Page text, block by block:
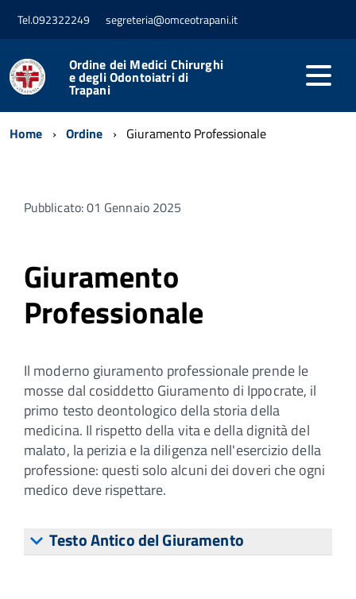
Tel.092322249 segreteria@omceotrapani.it
Ordine dei Medici Chirurghi
e degli Odontoiatri di
Trapani
Home Ordine Giuramento Professionale
Pubblicato: 01 Gennaio 2025
Giuramento
Professionale
Il moderno giuramento professionale prende le
mosse dal cosiddetto Giuramento di Ippocrate, il
primo testo deontologico della storia della
medicina. Il rispetto della vita e della dignità del
malato, la perizia e la diligenza nell'esercizio della
professione: questi solo alcuni dei doveri che ogni
medico deve rispettare.
Testo Antico del Giuramento